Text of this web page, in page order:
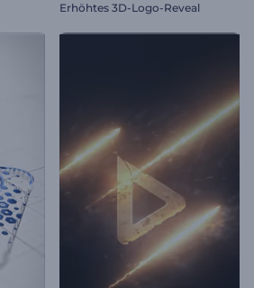
Erhöhtes 3D-Logo-Reveal